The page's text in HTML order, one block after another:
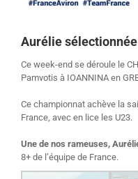
Aurélie
Ce week-end se déroule le
Pamvotis à IOANNINA en
Ce championnat achève la
France, avec en lice les U23.
Une de nos rameuses,
8+ de l’équipe de France.